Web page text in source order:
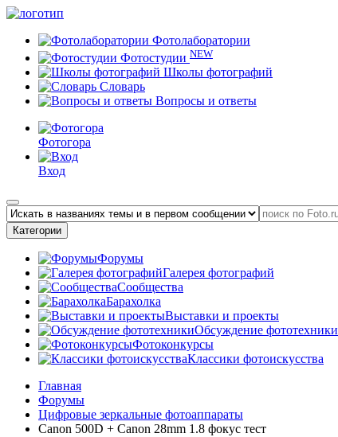
Фотолаборатории
Фотостудии NEW
Школы фотографий
Словарь
Вопросы и ответы
Фотогора
Вход
Категории
Форумы
Галерея фотографий
Сообщества
Барахолка
Выставки и проекты
Обсуждение фототехники
Фотоконкурсы
Классики фотоискусства
Главная
Форумы
Цифровые зеркальные фотоаппараты
Canon 500D + Canon 28mm 1.8 фокус тест